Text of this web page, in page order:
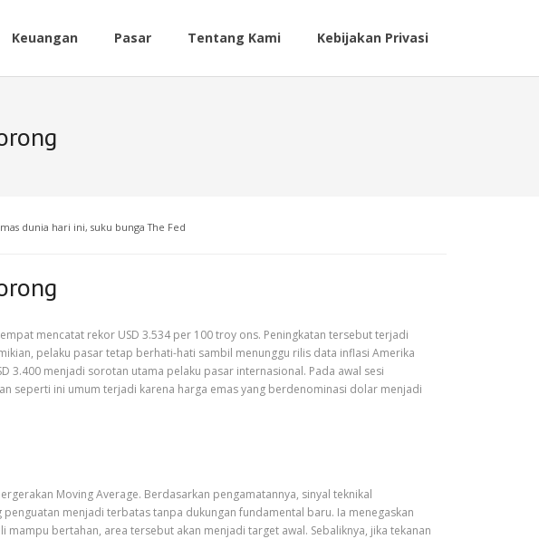
Keuangan Pasar Tentang Kami Kebijakan Privasi
dunia hari ini, suku bunga The Fed
mencatat rekor USD 3.534 per 100 troy ons. Peningkatan tersebut terjadi
pelaku pasar tetap berhati-hati sambil menunggu rilis data inflasi Amerika
3.400 menjadi sorotan utama pelaku pasar internasional. Pada awal sesi
seperti ini umum terjadi karena harga emas yang berdenominasi dolar menjadi
Moving Average. Berdasarkan pengamatannya, sinyal teknikal
menjadi terbatas tanpa dukungan fundamental baru. Ia menegaskan
bertahan, area tersebut akan menjadi target awal. Sebaliknya, jika tekanan